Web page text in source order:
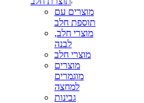
מוצרים עם
תוספת חלב
מוצרי חלב,
לבנה
מוצרי חלב
מוצרים
מוגמרים
למחצה
גבינות